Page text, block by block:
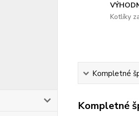
Kotlíky
Kompletné
Kompletné